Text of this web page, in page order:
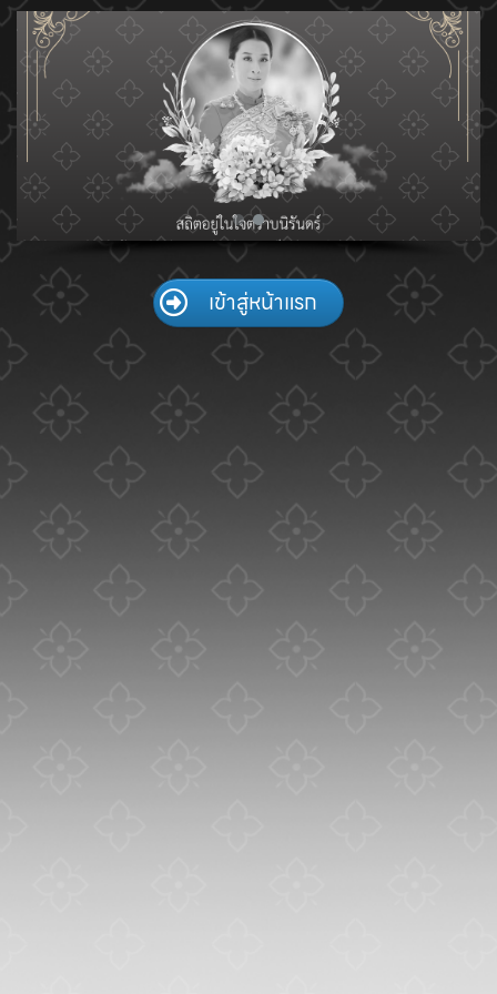
Skip
content
เข้าสู่หน้าแรก